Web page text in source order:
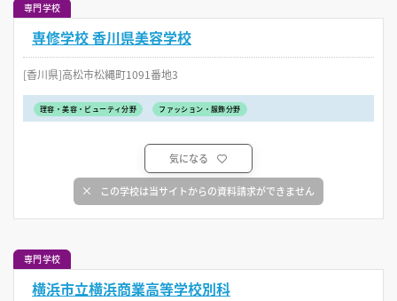
専門学校
専修学校 香川県美容学校
[香川県]高松市松縄町1091番地3
理容・美容・ビューティ分野 ファッション・服飾分野
気になる
この学校は当サイトからの資料請求ができません
専門学校
横浜市立横浜商業高等学校別科